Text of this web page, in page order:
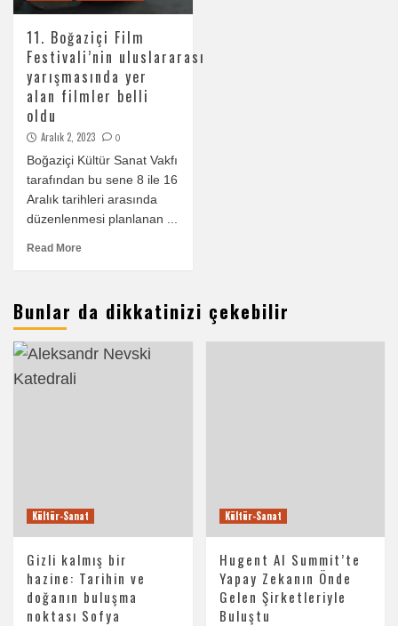
11. Boğaziçi Film
Festivali’nin uluslararası
yarışmasında yer
alan filmler belli
oldu
Aralık 2, 2023 0
Boğaziçi Kültür Sanat Vakfı
tarafından bu sene 8 ile 16
Aralık tarihleri arasında
düzenlenmesi planlanan ...
Read More
Bunlar da dikkatinizi çekebilir
Kültür-Sanat
Gizli kalmış bir
hazine: Tarihin ve
doğanın buluşma
noktası Sofya
Kültür-Sanat
Hugent AI Summit’te
Yapay Zekanın Önde
Gelen Şirketleriyle
Buluştu